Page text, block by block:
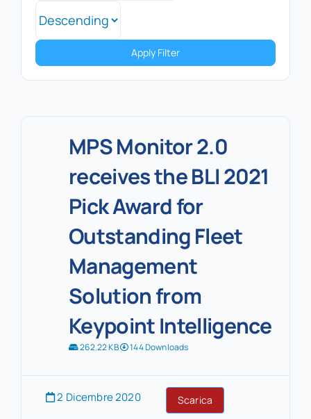
Apply Filter
MPS Monitor 2.0
receives the BLI 2021
Pick Award for
Outstanding Fleet
Management
Solution from
Keypoint Intelligence
262.22 KB 144 Downloads
2 Dicembre 2020 Scarica